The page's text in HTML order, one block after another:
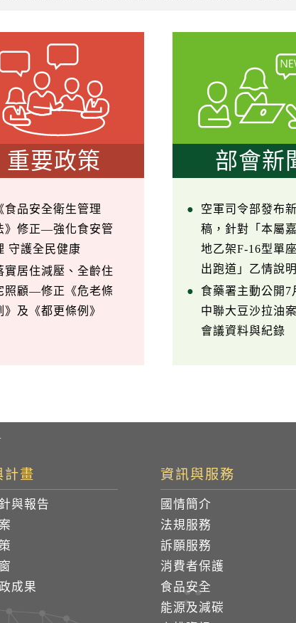
重要政策
食品安全衛生管理
》修正—強化食安管
守護全民健康
實居住減壓、全齡住
照顧—修正《危老條
》及《都更條例》
部會新
空軍司令部發布
稿，針對「本屬
地乙架F-16型單
出跑道」乙情說明
食藥署主動公開7
中聯大豆沙拉油
會議資料與紀錄
計畫
與報告
成果
資訊與服務
國情簡介
法規服務
訴願服務
消費者保護
食品安全
能源及減碳